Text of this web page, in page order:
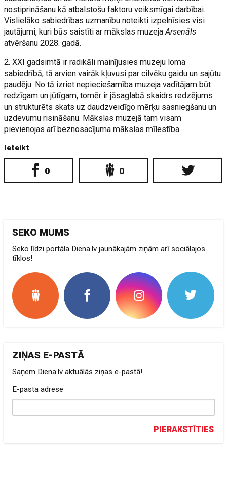
nostiprināšanu kā atbalstošu faktoru veiksmīgai darbībai.
Vislielāko sabiedrības uzmanību noteikti izpelnīsies visi
jautājumi, kuri būs saistīti ar mākslas muzejaArsenāls
atvēršanu 2028. gadā.
2. XXI gadsimtā ir radikāli mainījusies muzeju loma
sabiedrībā, tā arvien vairāk kļuvusi par cilvēku gaidu un sajūtu
paudēju. No tā izriet nepieciešamība muzeja vadītājam būt
redzīgam un jūtīgam, tomēr ir jāsaglabā skaidrs redzējums
un strukturēts skats uz daudzveidīgo mērķu sasniegšanu un
uzdevumu risināšanu. Mākslas muzejā tam visam
pievienojas arī beznosacījuma mākslas mīlestība.
Ieteikt
0 0
SEKO MUMS
Seko līdzi portāla Diena.lv jaunākajām ziņām arī sociālajos
tīklos!
ZIŅAS E-PASTĀ
Saņem Diena.lv aktuālās ziņas e-pastā!
E-pasta adrese
PIERAKSTĪTIES